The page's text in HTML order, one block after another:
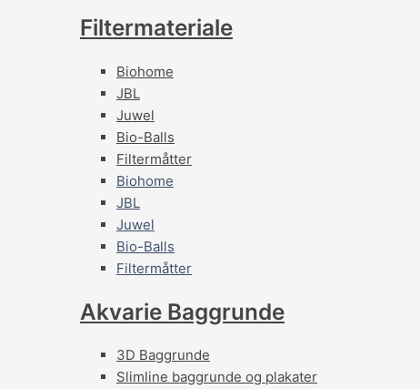
Filtermateriale
Biohome
JBL
Juwel
Bio-Balls
Filtermåtter
Biohome
JBL
Juwel
Bio-Balls
Filtermåtter
Akvarie Baggrunde
3D Baggrunde
Slimline baggrunde og plakater